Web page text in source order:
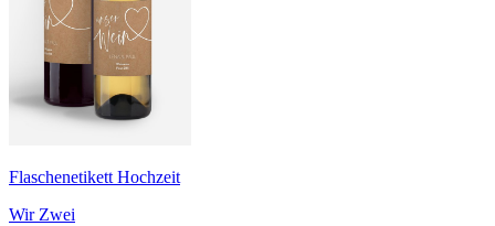
Flaschenetikett Hochzeit
Wir Zwei